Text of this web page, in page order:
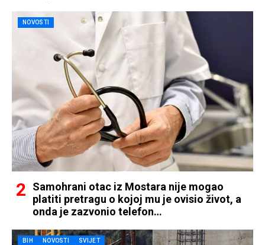
NOVOSTI
Samohrani otac iz Mostara nije mogao
platiti pretragu o kojoj mu je ovisio život, a
onda je zazvonio telefon…
BIH NOVOSTI SVIJET